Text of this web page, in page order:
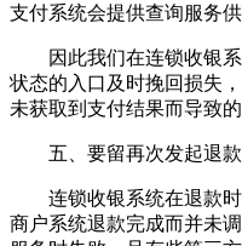
支付系统会提供查询服务
因此我们在连锁收银系
状态的入口及时挽回损失
未获取到支付结果而导致
五、要留再次发起退款
连锁收银系统在退款时
商户系统退款完成而并未